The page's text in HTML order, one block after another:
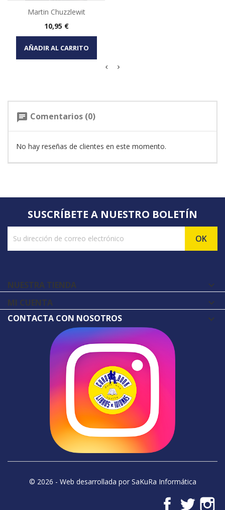
Martin Chuzzlewit
Precio
10,95 €
AÑADIR AL CARRITO
chat Comentarios (0)
No hay reseñas de clientes en este momento.
SUSCRÍBETE A NUESTRO BOLETÍN
NUESTRA TIENDA 
MI CUENTA 
CONTACTA CON NOSOTROS
© 2026 - Web desarrollada por SaKuRa Informática